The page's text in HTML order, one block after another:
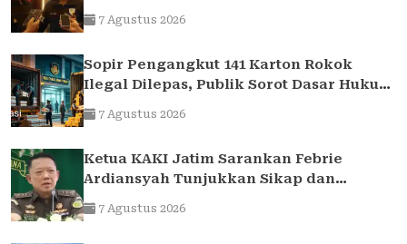
Diamankan
7 Agustus 2026
Sopir Pengangkut 141 Karton Rokok
Ilegal Dilepas, Publik Sorot Dasar Hukum
Bea Cukai Juanda
7 Agustus 2026
Ketua KAKI Jatim Sarankan Febrie
Ardiansyah Tunjukkan Sikap dan
Hormati Proses Hukum, Bukan Ajukan
Praperadilan
7 Agustus 2026